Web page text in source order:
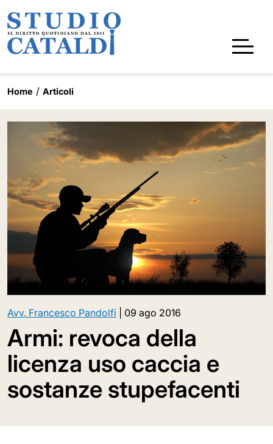
Home Articoli
Avv. Francesco Pandolfi 09 ago 2016
Armi: revoca della
licenza uso caccia e
sostanze stupefacenti